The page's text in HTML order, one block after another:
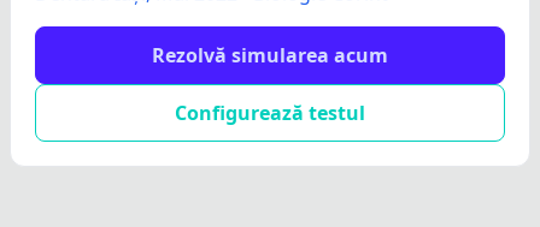
Rezolvă simularea acum
Configurează testul